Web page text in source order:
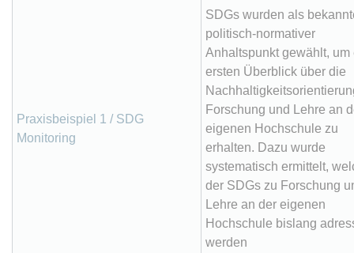
Praxisbeispiel 1 / SDG
Monitoring
SDGs wurden als
politisch-normativer
Anhaltspunkt gewählt, um
ersten Überblick über die
Forschung und Lehre an
eigenen Hochschule zu
erhalten. Dazu wurde
systematisch ermittelt,
der SDGs zu Forschung
Lehre an der eigenen
Hochschule bislang
werden